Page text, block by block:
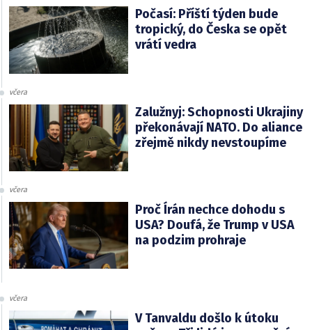
Počasí: Příští týden bude
tropický, do Česka se opět
vrátí vedra
včera
Zalužnyj: Schopnosti Ukrajiny
překonávají NATO. Do aliance
zřejmě nikdy nevstoupíme
včera
Proč Írán nechce dohodu s
USA? Doufá, že Trump v USA
na podzim prohraje
včera
V Tanvaldu došlo k útoku